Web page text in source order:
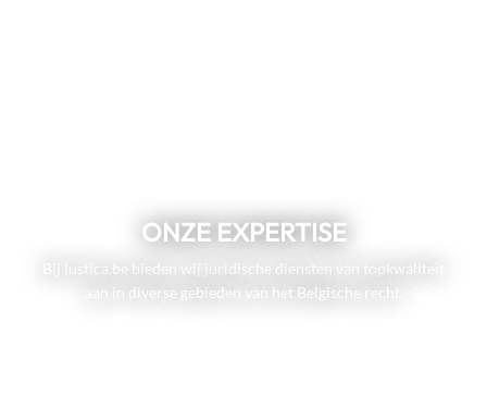
ONZE EXPERTISE
Bij Iustica.be bieden wij juridische diensten van topkwaliteit
aan in diverse gebieden van het Belgische recht.